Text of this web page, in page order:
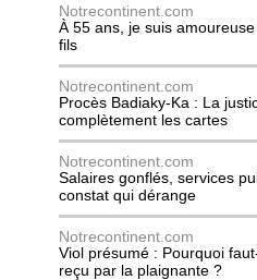
Notrecontinent.com
À 55 ans, je suis amoureuse
fils
Notrecontinent.com
Procès Badiaky-Ka : La
complètement les cartes
Notrecontinent.com
Salaires gonflés, services
constat qui dérange
Notrecontinent.com
Viol présumé : Pourquoi
reçu par la plaignante ?